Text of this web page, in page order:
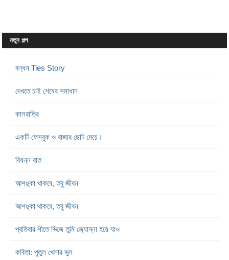
নতুন গল্প
বন্ধন Ties Story
দেখতে চাই শেষের সমাধান
কালরাত্রি
একটি ফেসবুক ও রাজার ছোট মেয়ে।
বিষন্ন রাত
আশঙ্কা থাকবে, তবু জীবন
আশঙ্কা থাকবে, তবু জীবন
প্রতিবার শীতে ভিজে তুমি জ্যোস্না হয়ে যাও
কবিতা: পুতুল খেলার ভুল